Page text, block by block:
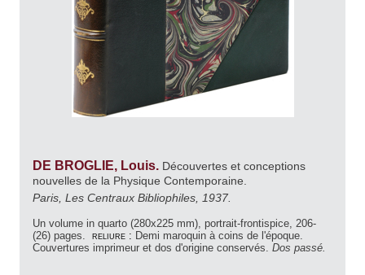
DE BROGLIE, Louis. Découvertes et conceptions
nouvelles de la Physique Contemporaine.
Paris, Les Centraux Bibliophiles, 1937.
Un volume in quarto (280x225 mm), portrait-frontispice, 206-
(26) pages. reliure : Demi maroquin à coins de l'époque.
Couvertures imprimeur et dos d'origine conservés. Dos passé.